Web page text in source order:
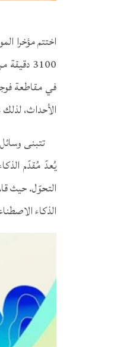
اختتم مؤخرا
3100
في مقاطعة
الأحداث، لذلك
تتبنى
يُعدّ مُقدّم
التحوّل. حيث
الذكاء